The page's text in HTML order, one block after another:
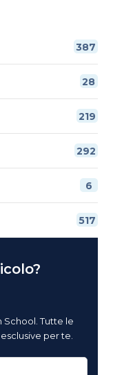
387
28
219
292
6
517
School. Tutte le
per te.